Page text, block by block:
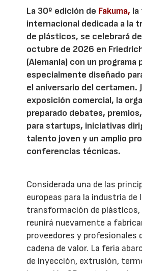
La 30º edición de Fakuma, la
internacional dedicada a la
de plásticos, se celebrará
octubre de 2026 en
(Alemania) con un programa
especialmente diseñado
el aniversario del certamen.
exposición comercial, la
preparado debates,
para startups, iniciativas
talento joven y un amplio
conferencias técnicas.
Considerada una de las
europeas para la industria de
transformación de plásticos,
reunirá nuevamente a
proveedores y profesionales
cadena de valor. La feria
de inyección, extrusión,